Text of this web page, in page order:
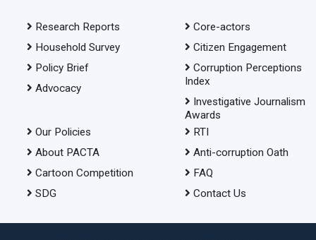
Research Reports
Household Survey
Policy Brief
Advocacy
Core-actors
Citizen Engagement
Corruption Perceptions
Index
Investigative Journalism
Awards
Our Policies
About PACTA
Cartoon Competition
SDG
RTI
Anti-corruption Oath
FAQ
Contact Us